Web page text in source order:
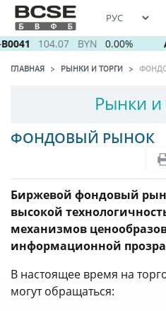
104.07 BYN 0.00%
ГЛАВНАЯ РЫНКИ И ТОРГИ
Рынки и
ФОНДОВЫЙ РЫНОК
Биржевой фондовый
высокой
механизмов
информационной
В настоящее время на
могут обращаться: